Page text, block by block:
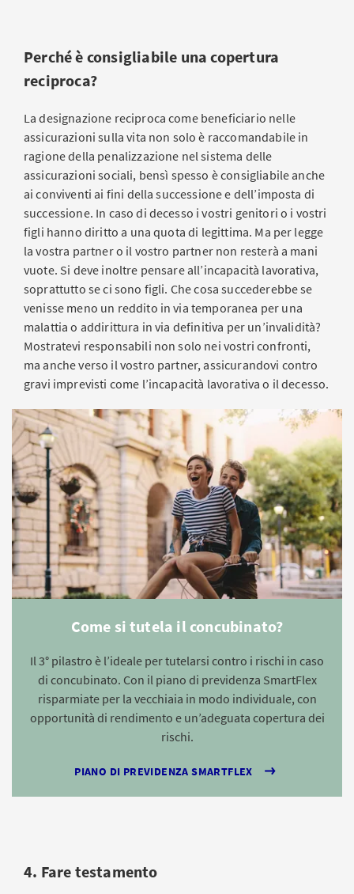
Perché è consigliabile una copertura
reciproca?
La designazione reciproca come beneficiario nelle
assicurazioni sulla vita non solo è raccomandabile in
ragione della penalizzazione nel sistema delle
assicurazioni sociali, bensì spesso è consigliabile anche
ai conviventi ai fini della successione e dell’imposta di
successione. In caso di decesso i vostri genitori o i vostri
figli hanno diritto a una quota di legittima. Ma per legge
la vostra partner o il vostro partner non resterà a mani
vuote. Si deve inoltre pensare all’incapacità lavorativa,
soprattutto se ci sono figli. Che cosa succederebbe se
venisse meno un reddito in via temporanea per una
malattia o addirittura in via definitiva per un’invalidità?
Mostratevi responsabili non solo nei vostri confronti,
ma anche verso il vostro partner, assicurandovi contro
gravi imprevisti come l’incapacità lavorativa o il decesso.
Come si tutela il concubinato?
Il 3° pilastro è l’ideale per tutelarsi contro i rischi in caso
di concubinato. Con il piano di previdenza SmartFlex
risparmiate per la vecchiaia in modo individuale, con
opportunità di rendimento e un’adeguata copertura dei
rischi.
PIANO DI PREVIDENZA SMARTFLEX
4. Fare testamento